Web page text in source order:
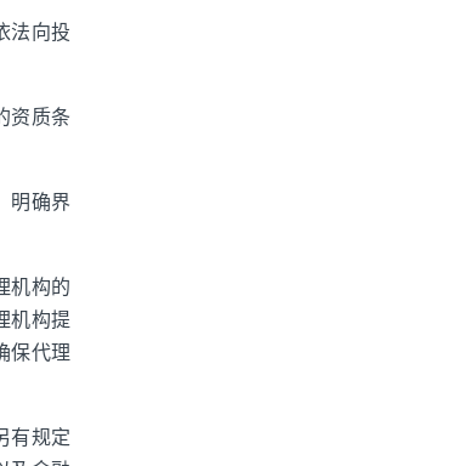
法向投
资质条
明确界
机构的
机构提
保代理
有规定